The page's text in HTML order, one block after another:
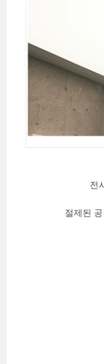
전
절제된